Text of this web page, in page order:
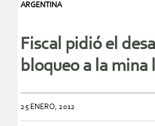
ARGENTINA
Fiscal pidió el
bloqueo a la mina
25 ENERO, 2012